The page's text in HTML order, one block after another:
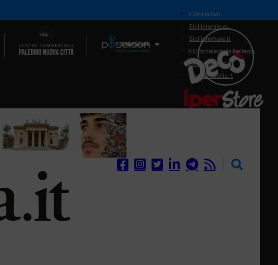
Il Network
il SiciliaTivù
Siciliarurale.eu
Siciliammare.it
Il Giornale della Bellezza
Siciliamedica.it
Sanitainsicilia.it